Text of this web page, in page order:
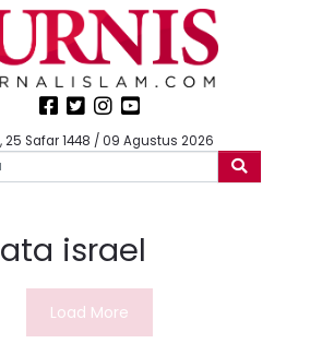
25 Safar 1448 / 09 Agustus 2026
israel
Load More